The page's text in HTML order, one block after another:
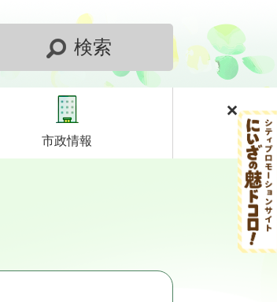
検索
市政情報